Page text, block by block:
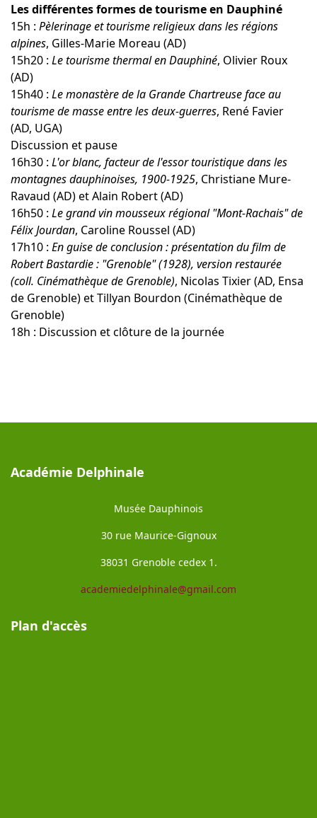
Les différentes formes de tourisme en Dauphiné
15h : Pèlerinage et tourisme religieux dans les régions
alpines, Gilles-Marie Moreau (AD)
15h20 : Le tourisme thermal en Dauphiné, Olivier Roux
(AD)
15h40 : Le monastère de la Grande Chartreuse face au
tourisme de masse entre les deux-guerres, René Favier
(AD, UGA)
Discussion et pause
16h30 : L'or blanc, facteur de l'essor touristique dans les
montagnes dauphinoises, 1900-1925, Christiane Mure-
Ravaud (AD) et Alain Robert (AD)
16h50 : Le grand vin mousseux régional "Mont-Rachais" de
Félix Jourdan, Caroline Roussel (AD)
17h10 : En guise de conclusion : présentation du film de
Robert Bastardie : "Grenoble" (1928), version restaurée
(coll. Cinémathèque de Grenoble), Nicolas Tixier (AD, Ensa
de Grenoble) et Tillyan Bourdon (Cinémathèque de
Grenoble)
18h : Discussion et clôture de la journée
Académie Delphinale
Musée Dauphinois
30 rue Maurice-Gignoux
38031 Grenoble cedex 1.
academiedelphinale@gmail.com
Plan d'accès